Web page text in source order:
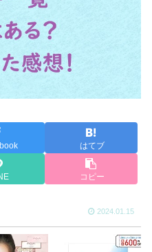
はてブ
コピー
2024.01.15